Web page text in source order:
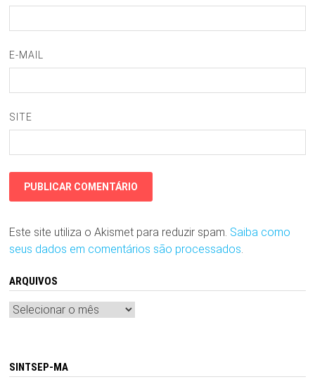
E-MAIL
SITE
Este site utiliza o Akismet para reduzir spam. Saiba como
seus dados em comentários são processados.
ARQUIVOS
Arquivos
SINTSEP-MA